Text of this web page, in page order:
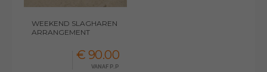
WEEKEND SLAGHAREN
ARRANGEMENT
€ 90.00
VANAF P.P